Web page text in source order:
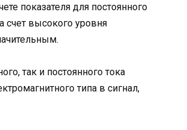
показателя для постоянного
счет высокого уровня
так и постоянного тока
типа в сигнал,